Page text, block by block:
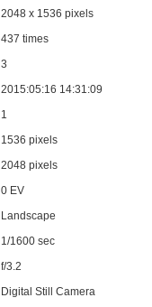
2048 x 1536 pixels
437 times
3
2015:05:16 14:31:09
1
1536 pixels
2048 pixels
0 EV
Landscape
1/1600 sec
f/3.2
Digital Still Camera